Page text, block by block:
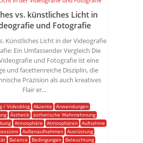
vs. künstliches Licht in
und Fotografie
Künstliches Licht in der Videografie
Ein Umfassender Vergleich Die
und Fotografie ist eine
und facettenreiche Disziplin, die
Präzision als auch kreatives
Flair er...
/ Videoblog Akzente
Anwendungen
Ästhetik ästhetische Wahrnehmung
Atmosphäre Atmosphären
Aufnahme
Außenaufnahmen Ausrüstung
Balance Bedingungen
Beleuchtung